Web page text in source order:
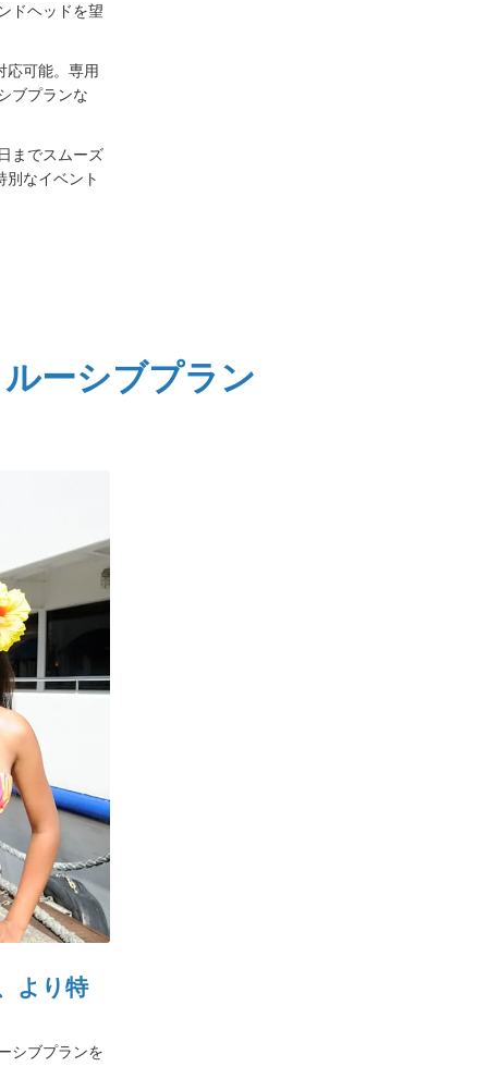
ドヘッドを望
応可能。専用
ブプランな
までスムーズ
別なイベント
ーシブプラン
より特
シブプランを